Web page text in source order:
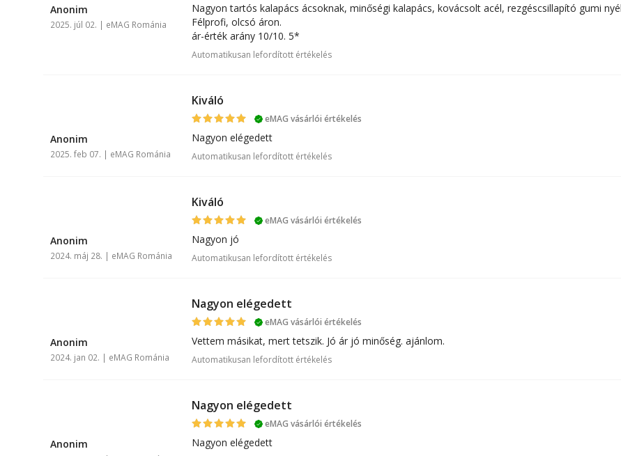
Anonim
2025. júl 02. | eMAG Románia
Nagyon tartós kalapács ácsoknak, minőségi kalapács, kovácsolt acél, rezgéscsillapító gumi
Félprofi, olcsó áron.
ár-érték arány 10/10. 5*
Automatikusan lefordított értékelés
Anonim
2025. feb 07. | eMAG Románia
Kiváló
eMAG vásárlói értékelés
Nagyon elégedett
Automatikusan lefordított értékelés
Anonim
2024. máj 28. | eMAG Románia
Kiváló
eMAG vásárlói értékelés
Nagyon jó
Automatikusan lefordított értékelés
Anonim
2024. jan 02. | eMAG Románia
Nagyon elégedett
eMAG vásárlói értékelés
Vettem másikat, mert tetszik. Jó ár jó minőség. ajánlom.
Automatikusan lefordított értékelés
Anonim
Nagyon elégedett
eMAG vásárlói értékelés
Nagyon elégedett